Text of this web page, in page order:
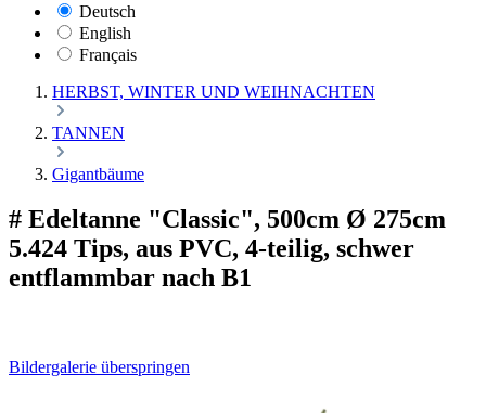
Deutsch
English
Français
HERBST, WINTER UND WEIHNACHTEN
TANNEN
Gigantbäume
# Edeltanne "Classic", 500cm Ø 275cm
5.424 Tips, aus PVC, 4-teilig, schwer
entflammbar nach B1
Bildergalerie überspringen